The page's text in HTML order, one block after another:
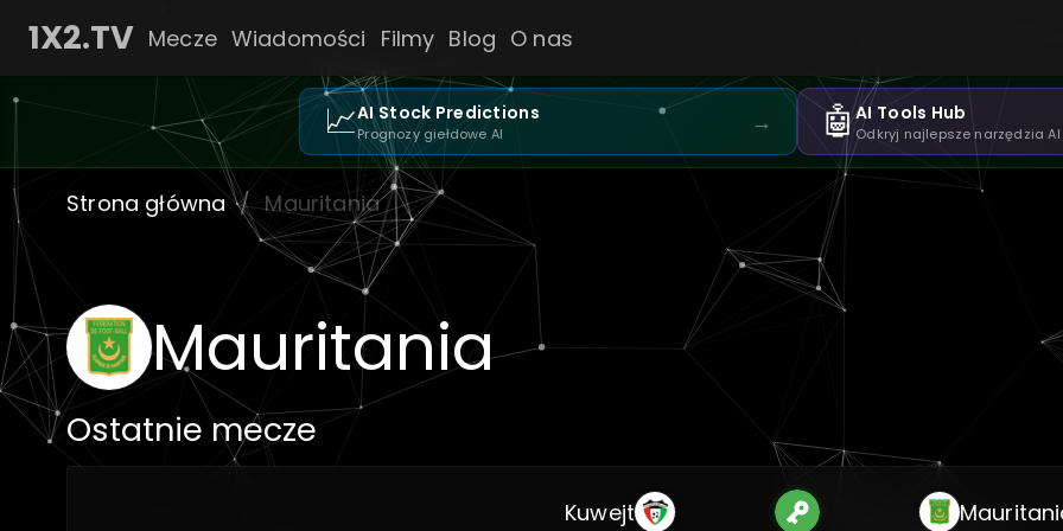
1X2.TV Mecze Wiadomości Filmy Blog O nas
📈AI Stock Predictions
Prognozy giełdowe AI → 🤖AI Tools Hub
Odkryj najlepsze narzędzia AI
Strona główna / Mauritania
Mauritania
Ostatnie mecze
Kuwejt